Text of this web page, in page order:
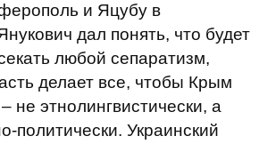
и Яцубу в
дал понять, что будет
любой сепаратизм,
делает все, чтобы Крым
не этнолингвистически, а
политически. Украинский